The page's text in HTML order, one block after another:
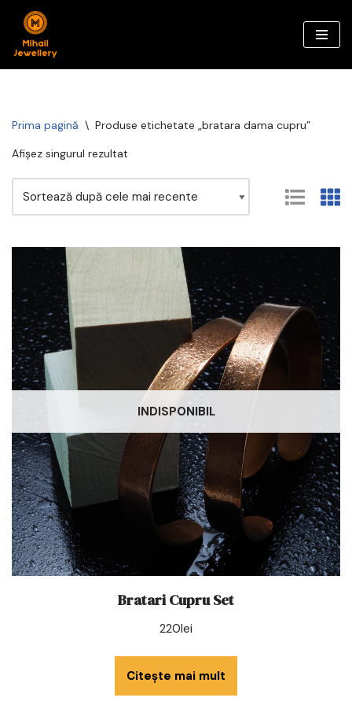
Sari
la
Prima pagină \ Produse etichetate „bratara dama cupru”
Afișez singurul rezultat
INDISPONIBIL
Bratari Cupru Set
220lei
Citește mai mult